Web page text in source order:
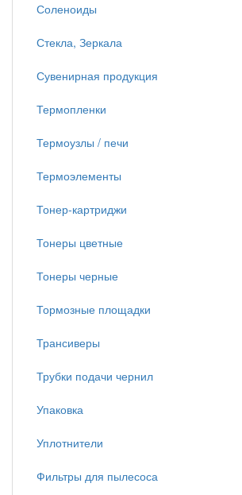
Соленоиды
Стекла, Зеркала
Сувенирная продукция
Термопленки
Термоузлы / печи
Термоэлементы
Тонер-картриджи
Тонеры цветные
Тонеры черные
Тормозные площадки
Трансиверы
Трубки подачи чернил
Упаковка
Уплотнители
Фильтры для пылесоса